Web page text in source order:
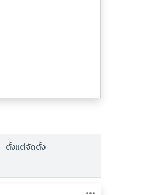
ตั้งแต่จัดตั้ง